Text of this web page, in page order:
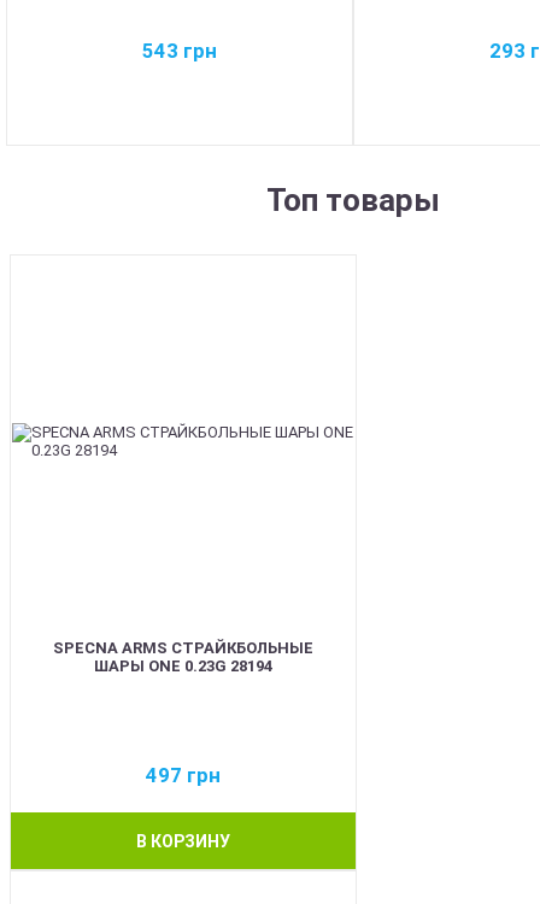
543 грн 293
Топ товары
SPECNA ARMS СТРАЙКБОЛЬНЫЕ
ШАРЫ ONE 0.23G 28194
497 грн
В КОРЗИНУ